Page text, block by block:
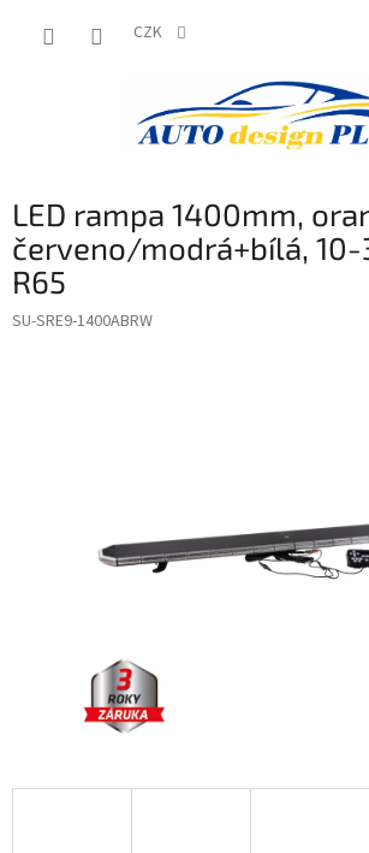
CZK
LED rampa 1400mm,
červeno/modrá+bílá, 10-
R65
SU-SRE9-1400ABRW